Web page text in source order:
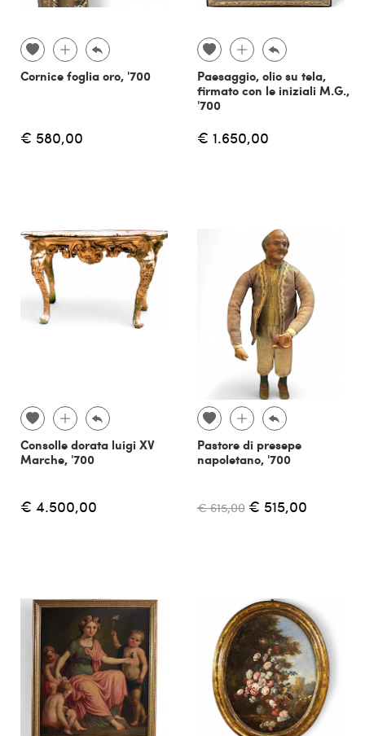
Cornice foglia oro, '700
€ 580,00
Paesaggio, olio su tela,
firmato con le iniziali M.G.,
'700
€ 1.650,00
Consolle dorata luigi XV
Marche, '700
€ 4.500,00
Pastore di presepe
napoletano, '700
€ 615,00 € 515,00